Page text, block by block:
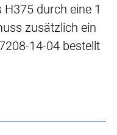
durch eine 1
zusätzlich ein
14-04 bestellt